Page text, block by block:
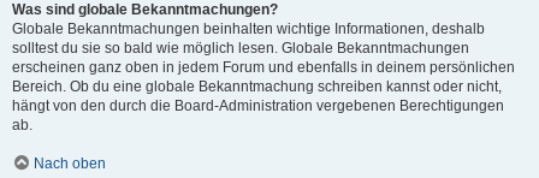
Was sind globale Bekanntmachungen?
Globale Bekanntmachungen beinhalten wichtige Informationen, deshalb
solltest du sie so bald wie möglich lesen. Globale Bekanntmachungen
erscheinen ganz oben in jedem Forum und ebenfalls in deinem persönlichen
Bereich. Ob du eine globale Bekanntmachung schreiben kannst oder nicht,
hängt von den durch die Board-Administration vergebenen Berechtigungen
ab.
Nach oben